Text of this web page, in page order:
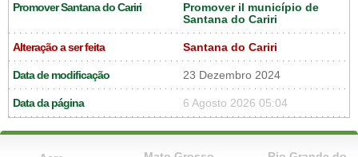
Promover Santana do Cariri
Promover il município de
Santana do Cariri
Alteração a ser feita Santana do Cariri
Data de modificação 23 Dezembro 2024
Data da página 6 Agosto 2026 05:04